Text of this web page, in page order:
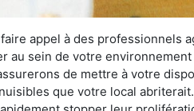
appel à des professionnels
sein de votre
de mettre à votre
que votre local